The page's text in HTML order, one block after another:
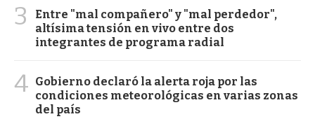
3
Entre "mal compañero" y "mal perdedor",
altísima tensión en vivo entre dos
integrantes de programa radial
4 Gobierno declaró la alerta roja por las
condiciones meteorológicas en varias zonas
del país